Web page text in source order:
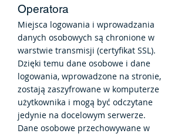
Operatora
Miejsca logowania i wprowadzania
danych osobowych są chronione w
warstwie transmisji (certyfikat SSL).
Dzięki temu dane osobowe i dane
logowania, wprowadzone na stronie,
zostają zaszyfrowane w komputerze
użytkownika i mogą być odczytane
jedynie na docelowym serwerze.
Dane osobowe przechowywane w